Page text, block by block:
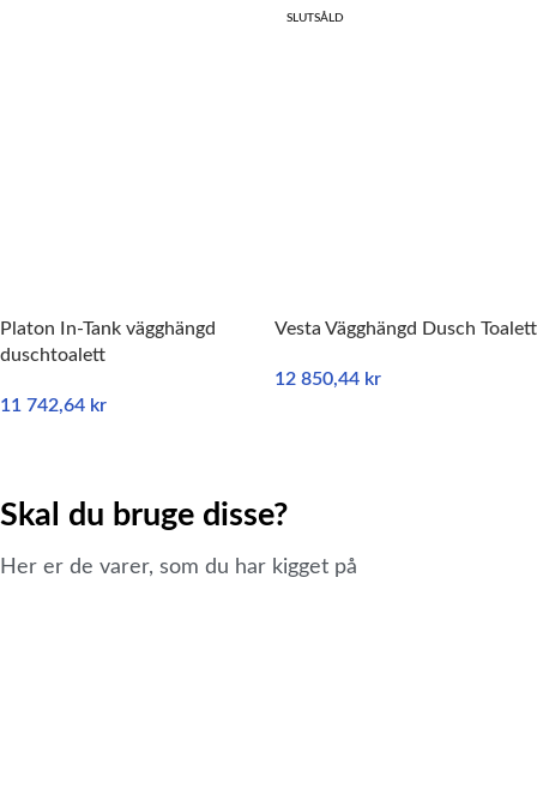
Platon In-Tank vägghängd
duschtoalett
11 742,64 kr
SLUTSÅLD
Vesta Vägghängd Dusch Toalett
12 850,44 kr
Skal du bruge disse?
Her er de varer, som du har kigget på